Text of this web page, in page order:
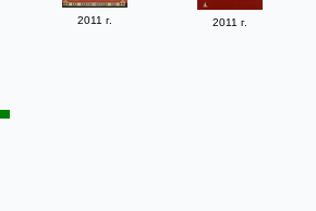
2011 г. 2011 г.